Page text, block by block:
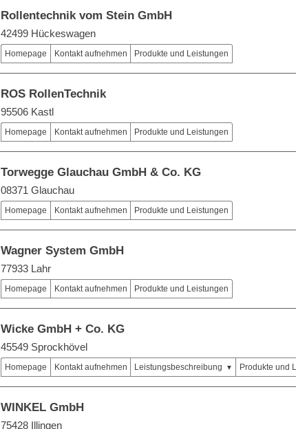
Rollentechnik vom Stein GmbH
42499 Hückeswagen
Homepage Kontakt aufnehmen Produkte und Leistungen
ROS RollenTechnik
95506 Kastl
Homepage Kontakt aufnehmen Produkte und Leistungen
Torwegge Glauchau GmbH & Co. KG
08371 Glauchau
Homepage Kontakt aufnehmen Produkte und Leistungen
Wagner System GmbH
77933 Lahr
Homepage Kontakt aufnehmen Produkte und Leistungen
Wicke GmbH + Co. KG
45549 Sprockhövel
Homepage Kontakt aufnehmen Leistungsbeschreibung Produkte und
WINKEL GmbH
75428 Illingen